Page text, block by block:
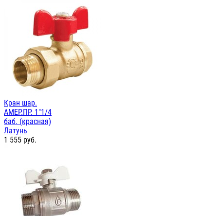
Кран шар.
АМЕР.ПР. 1"1/4
баб. (красная)
Латунь
1 555 руб.